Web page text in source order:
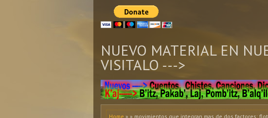
NUEVO MATERIAL EN
VISITALO --->
Home » » movimientos que integran mas de dos factores: